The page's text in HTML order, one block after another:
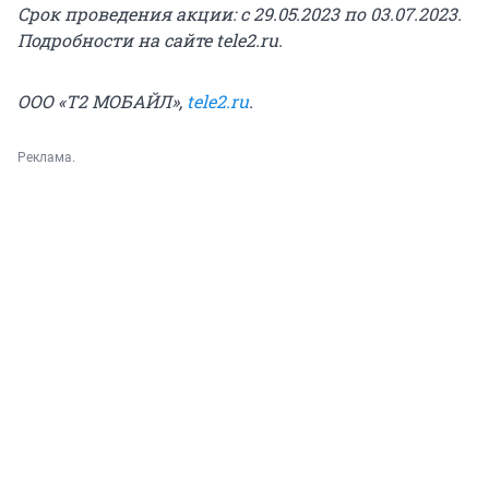
Срок проведения акции: с 29.05.2023 по 03.07.2023.
Подробности на сайте tele2.ru.
ООО «Т2 МОБАЙЛ», tele2.ru.
Реклама.